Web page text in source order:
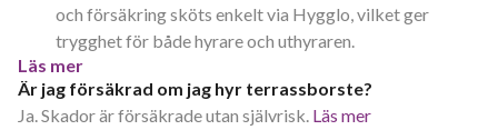
och försäkring sköts enkelt via Hygglo, vilket ger
trygghet för både hyrare och uthyraren.
Läs mer
Är jag försäkrad om jag hyr terrassborste?
Ja. Skador är försäkrade utan självrisk. Läs mer